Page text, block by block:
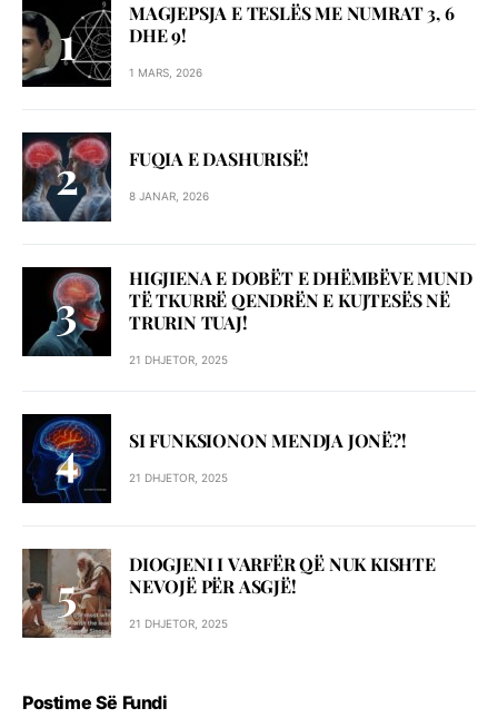
MAGJEPSJA E TESLËS ME NUMRAT 3, 6
DHE 9!
1 MARS, 2026
FUQIA E DASHURISË!
8 JANAR, 2026
HIGJIENA E DOBËT E DHËMBËVE MUND
TË TKURRË QENDRËN E KUJTESËS NË
TRURIN TUAJ!
21 DHJETOR, 2025
SI FUNKSIONON MENDJA JONË?!
21 DHJETOR, 2025
DIOGJENI I VARFËR QË NUK KISHTE
NEVOJË PËR ASGJË!
21 DHJETOR, 2025
Postime Së Fundi